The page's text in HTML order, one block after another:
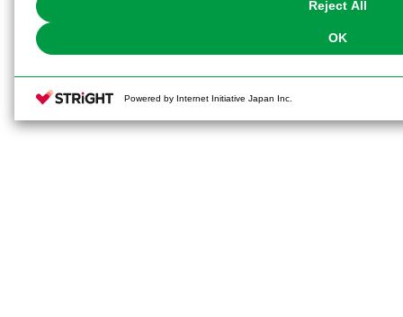
Reject All
OK
Powered by Internet Initiative Japan Inc.